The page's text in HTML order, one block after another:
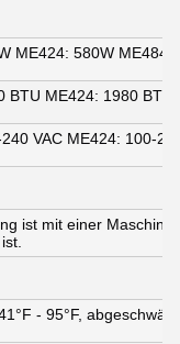
ME424: 580W ME484:
BTU ME424: 1980 BTU
VAC ME424: 100-
ist mit einer
- 95°F,